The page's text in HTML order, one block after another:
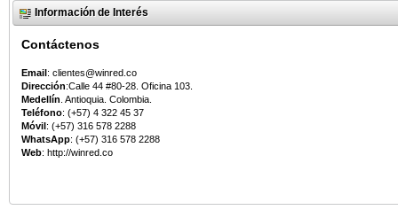
Información de Interés
Contáctenos
Email: clientes@winred.co
Dirección:Calle 44 #80-28. Oficina 103.
Medellín . Antioquia. Colombia.
Teléfono: (+57) 4 322 45 37
Móvil: (+57) 316 578 2288
WhatsApp: (+57) 316 578 2288
Web: http://winred.co